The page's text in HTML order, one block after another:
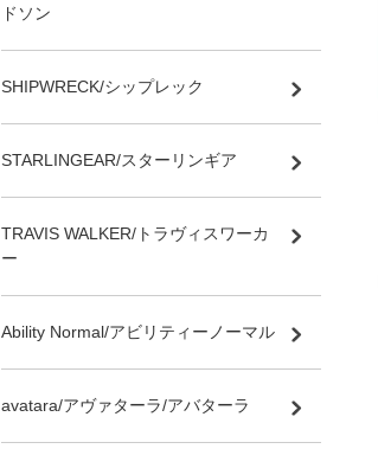
ドソン
SHIPWRECK/シップレック
STARLINGEAR/スターリンギア
TRAVIS WALKER/トラヴィスワーカ
ー
Ability Normal/アビリティーノーマル
avatara/アヴァターラ/アバターラ